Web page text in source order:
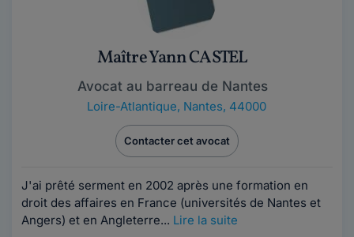
Maître Yann CASTEL
Avocat au barreau de Nantes
Loire-Atlantique, Nantes, 44000
Contacter cet avocat
J'ai prêté serment en 2002 après une formation en
droit des affaires en France (universités de Nantes et
Angers) et en Angleterre... Lire la suite